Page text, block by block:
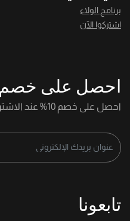
برنامج الولاء
اشتركوا الآن
احصل على خصم 10%
احصل على خصم 10% عند الاشتراك في نشرتنا الإخبارية
تابعونا